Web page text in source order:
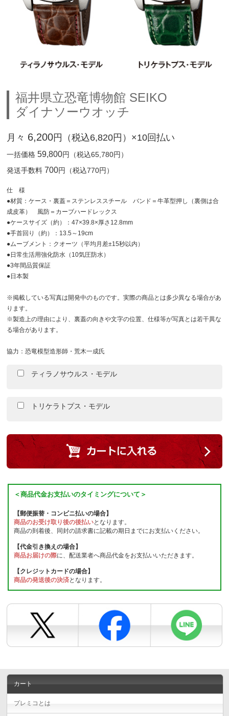
福井県立恐竜博物館 SEIKO
ダイナソーウオッチ
月々 6,200円（税込6,820円）×10回払い
一括価格59,800円（税込65,780円）
発送手数料 700円（税込770円）
仕 様
●材質：ケース・裏蓋＝ステンレススチール バンド＝牛革型押し（裏側は合
成皮革） 風防＝カーブハードレックス
●ケースサイズ（約）：47×39.8×厚さ12.8mm
●手首回り（約）：13.5～19cm
●ムーブメント：クオーツ（平均月差±15秒以内）
●日常生活用強化防水（10気圧防水）
●3年間品質保証
●日本製
※掲載している写真は開発中のものです。実際の商品とは多少異なる場合があ
ります。
※製造上の理由により、裏蓋の向きや文字の位置、仕様等が写真とは若干異な
る場合があります。
協力：恐竜模型造形師・荒木一成氏
ティラノサウルス・モデル
トリケラトプス・モデル
＜商品代金お支払いのタイミングについて＞
【郵便振替・コンビニ払いの場合】
商品のお受け取り後の後払いとなります。
商品の到着後、同封の請求書に記載の期日までにお支払いください。
【代金引き換えの場合】
商品お届けの際に、配送業者へ商品代金をお支払いいただきます。
【クレジットカードの場合】
商品の発送後の決済となります。
カート
プレミコとは